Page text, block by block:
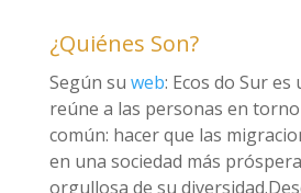
¿Quiénes Son?
Según su web: Ecos do Sur es
reúne a las personas en
común: hacer que las
en una sociedad más
orgullosa de su